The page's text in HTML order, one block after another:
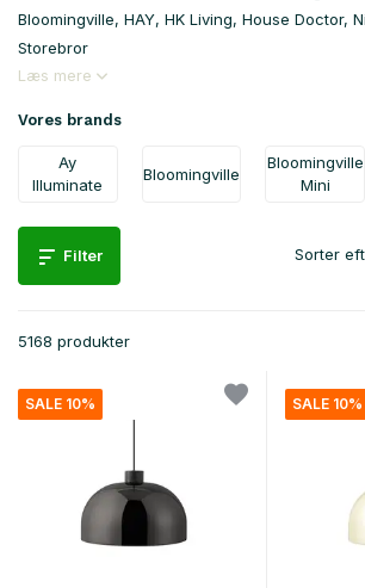
Bloomingville, HAY, HK Living, House Doctor,
Storebror
Læs mere
Vores brands
Ay
Illuminate
Bloomingville
Bloomingville
Mini
Filter
5168 produkter
Sorter
SALE 10% SALE 10%